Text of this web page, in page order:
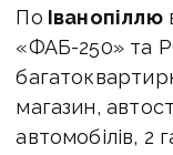
По Іванопіллю
«ФАБ-250» та
магазин,
автомобілів, 2